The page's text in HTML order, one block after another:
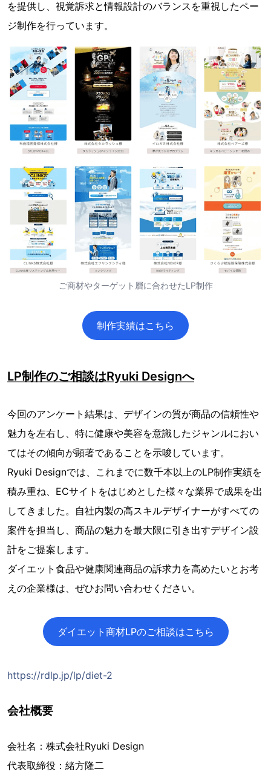
を提供し、視覚訴求と情報設計のバランスを重視したペー
ジ制作を行っています。
ご商材やターゲット層に合わせたLP制作
制作実績はこちら
LP制作のご相談はRyuki Designへ
今回のアンケート結果は、デザインの質が商品の信頼性や
魅力を左右し、特に健康や美容を意識したジャンルにおい
てはその傾向が顕著であることを示唆しています。
Ryuki Designでは、これまでに数千本以上のLP制作実績を
積み重ね、ECサイトをはじめとした様々な業界で成果を出
してきました。自社内製の高スキルデザイナーがすべての
案件を担当し、商品の魅力を最大限に引き出すデザイン設
計をご提案します。
ダイエット食品や健康関連商品の訴求力を高めたいとお考
えの企業様は、ぜひお問い合わせください。
ダイエット商材LPのご相談はこちら
https://rdlp.jp/lp/diet-2
会社概要
会社名：株式会社Ryuki Design
代表取締役：緒方隆二